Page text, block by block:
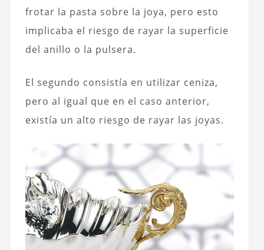
frotar la pasta sobre la joya, pero esto
implicaba el riesgo de rayar la superficie
del anillo o la pulsera.
El segundo consistía en utilizar ceniza,
pero al igual que en el caso anterior,
existía un alto riesgo de rayar las joyas.